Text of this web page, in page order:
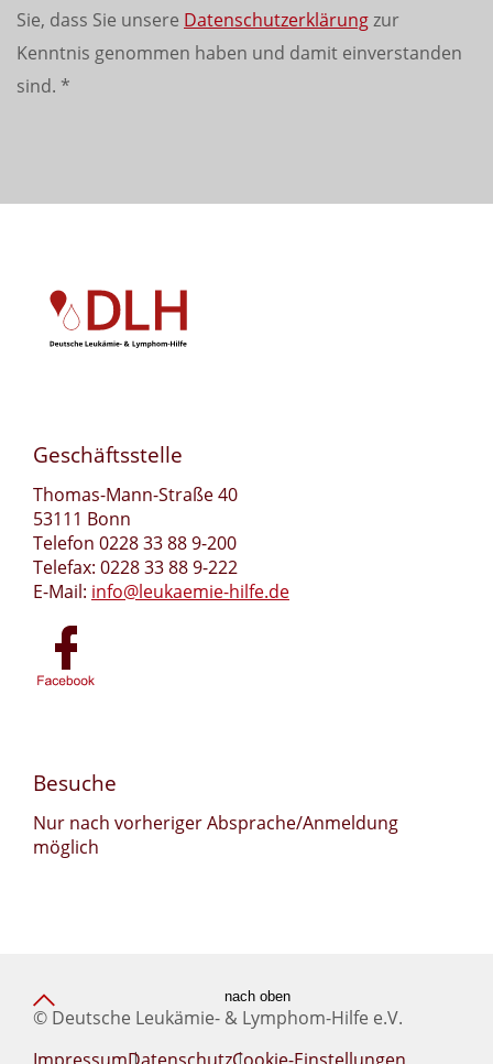
Sie, dass Sie unsere Datenschutzerklärungzur
Kenntnis genommen haben und damit einverstanden
sind. *
Geschäftsstelle
Thomas-Mann-Straße 40
53111 Bonn
Telefon 0228 33 88 9-200
Telefax: 0228 33 88 9-222
E-Mail: info@leukaemie-hilfe.de
Besuche
Nur nach vorheriger Absprache/Anmeldung
möglich
nach oben
© Deutsche Leukämie- & Lymphom-Hilfe e.V.